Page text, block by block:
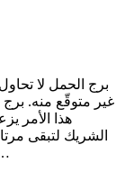
برج الحمل لا
غير متوقّع منه. برج
هذا الأمر
الشريك لتبقى
تبحث عن الفرصة